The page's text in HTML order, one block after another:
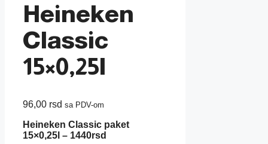
Heineken
Classic
15×0,25l
96,00 rsd sa PDV-om
Heineken Classic paket
15×0,25l – 1440rsd